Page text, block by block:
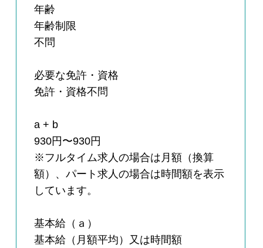
年齢
年齢制限
不問
必要な免許・資格
免許・資格不問
a + b
930円〜930円
※フルタイム求人の場合は月額（換算
額）、パート求人の場合は時間額を表示
しています。
基本給（ａ）
基本給（月額平均）又は時間額